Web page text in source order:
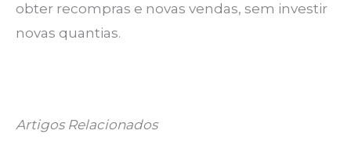
obter recompras e novas vendas, sem investir
novas quantias.
Artigos Relacionados